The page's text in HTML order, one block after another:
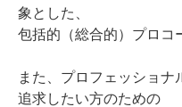
象とした、
包括的（総合的）プロコ
また、プロフェッショナ
追求したい方のための